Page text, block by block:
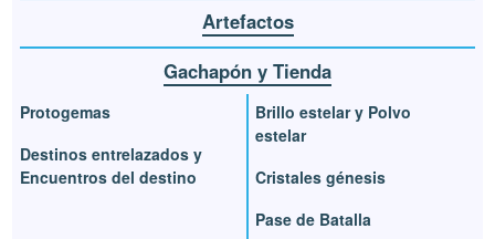
Artefactos
Gachapón y Tienda
Protogemas
Destinos entrelazados y
Encuentros del destino
Brillo estelar y Polvo
estelar
Cristales génesis
Pase de Batalla